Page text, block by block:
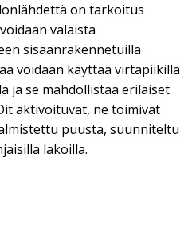
on tarkoitus
valaista
sisäänrakennetuilla
voidaan käyttää virtapiikillä
ja se mahdollistaa erilaiset
aktivoituvat, ne toimivat
puusta, suunniteltu
lakoilla.